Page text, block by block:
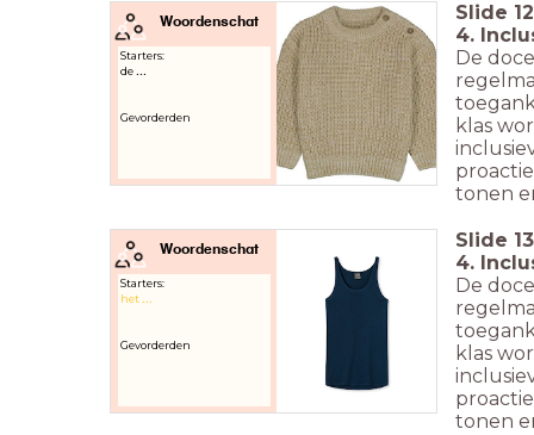
Woordenschat
Starters:
de...
Gevorderden
Slide 12
4.
De
klas
tonen
Woordenschat
Starters:
het...
Gevorderden
Slide 13
4.
De
klas
tonen